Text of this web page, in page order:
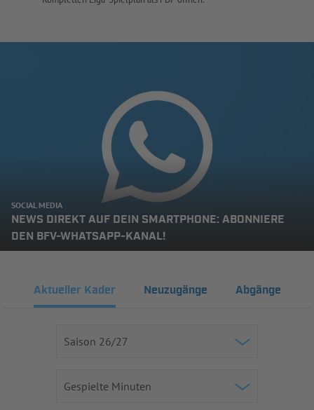
SOCIAL MEDIA
NEWS DIREKT AUF DEIN SMARTPHONE: ABONNIERE
DEN BFV-WHATSAPP-KANAL!
Aktueller Kader Neuzugänge Abgänge